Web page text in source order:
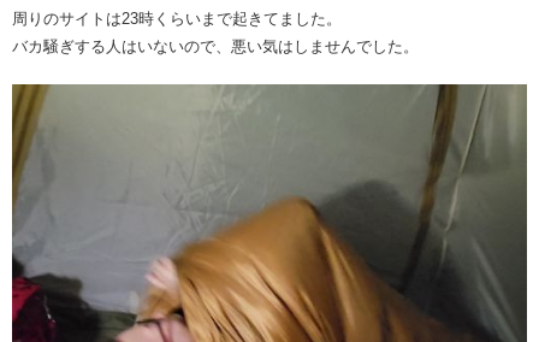
周りのサイトは23時くらいまで起きてました。
バカ騒ぎする人はいないので、悪い気はしませんでした。